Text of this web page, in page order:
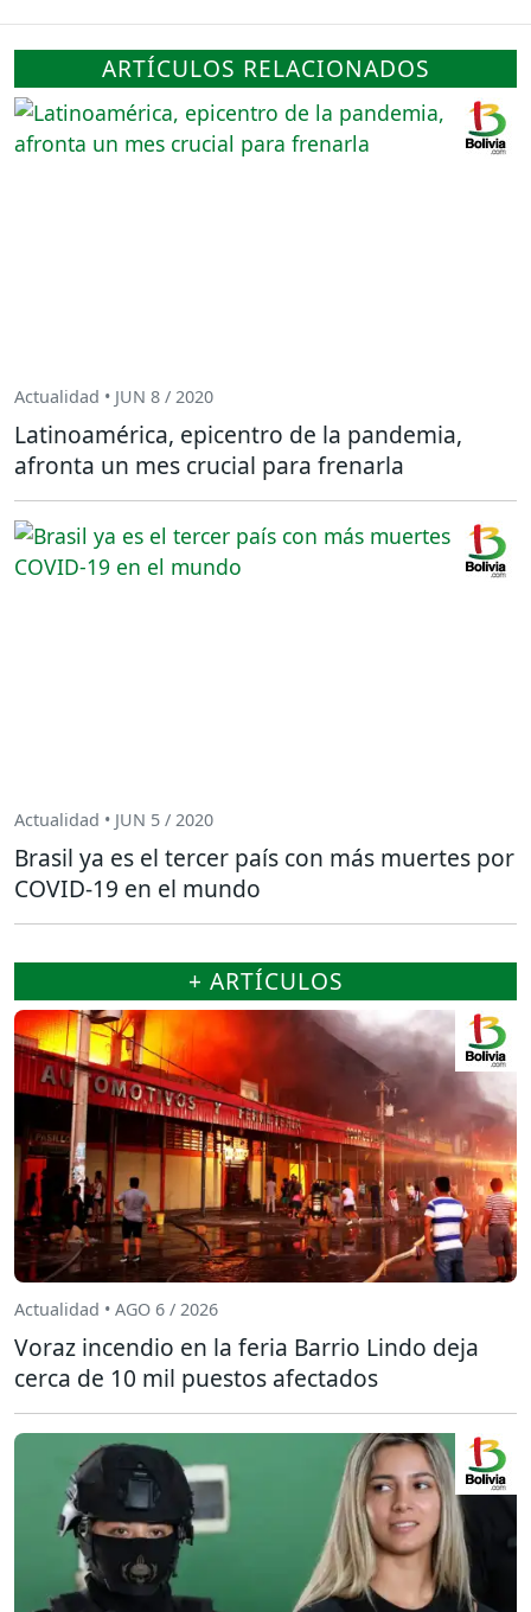
ARTÍCULOS RELACIONADOS
Actualidad • JUN 8 / 2020
Latinoamérica, epicentro de la pandemia,
afronta un mes crucial para frenarla
Actualidad • JUN 5 / 2020
Brasil ya es el tercer país con más muertes por
COVID-19 en el mundo
+ ARTÍCULOS
Actualidad • AGO 6 / 2026
Voraz incendio en la feria Barrio Lindo deja
cerca de 10 mil puestos afectados